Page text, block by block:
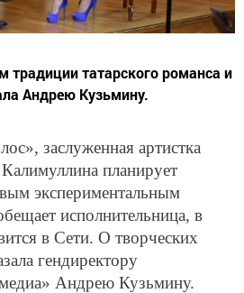
татарского романса и
Андрею Кузьмину.
заслуженная артистка
планирует
экспериментальным
исполнительница, в
в Сети. О творческих
гендиректору
Андрею Кузьмину.